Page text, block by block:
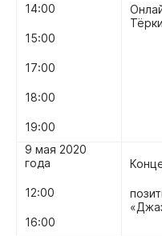
14:00
15:00
17:00
18:00
19:00
9 мая 2020
года
12:00
16:00